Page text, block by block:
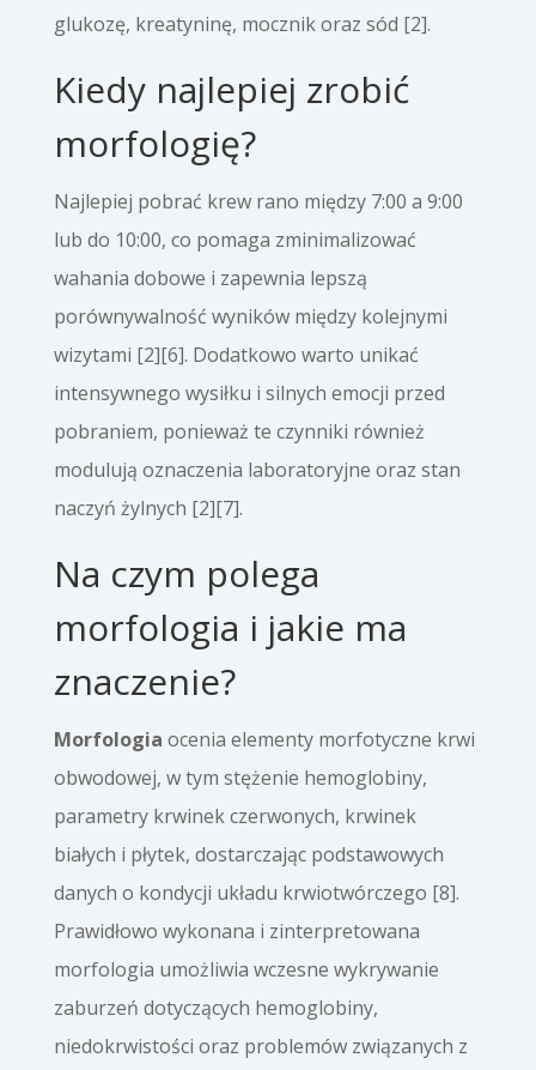
glukozę, kreatyninę, mocznik oraz sód [2].
Kiedy najlepiej zrobić
morfologię?
Najlepiej pobrać krew rano między 7:00 a 9:00
lub do 10:00, co pomaga zminimalizować
wahania dobowe i zapewnia lepszą
porównywalność wyników między kolejnymi
wizytami [2][6]. Dodatkowo warto unikać
intensywnego wysiłku i silnych emocji przed
pobraniem, ponieważ te czynniki również
modulują oznaczenia laboratoryjne oraz stan
naczyń żylnych [2][7].
Na czym polega
morfologia i jakie ma
znaczenie?
Morfologia ocenia elementy morfotyczne krwi
obwodowej, w tym stężenie hemoglobiny,
parametry krwinek czerwonych, krwinek
białych i płytek, dostarczając podstawowych
danych o kondycji układu krwiotwórczego [8].
Prawidłowo wykonana i zinterpretowana
morfologia umożliwia wczesne wykrywanie
zaburzeń dotyczących hemoglobiny,
niedokrwistości oraz problemów związanych z